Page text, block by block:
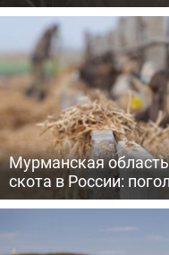
Мурманская
скота в России: